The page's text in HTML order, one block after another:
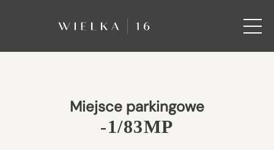
Miejsce parkingowe
-1/83MP